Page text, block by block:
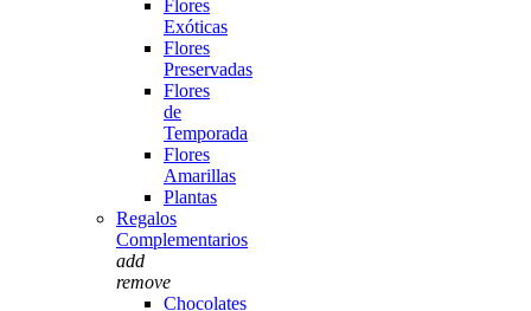
Flores
Exóticas
Flores
Preservadas
Flores
de
Temporada
Flores
Amarillas
Plantas
Regalos
Complementarios
add
remove
Chocolates